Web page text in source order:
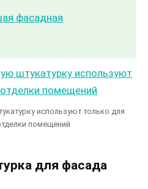
фасадная
используют только для
помещений
для фасада